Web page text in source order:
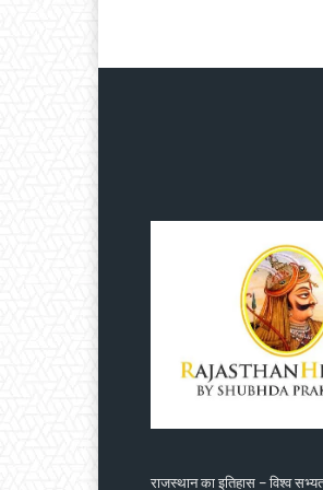
राजस्थान का इतिहास – विश्व